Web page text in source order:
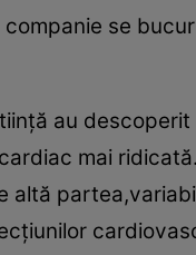
se
au
mai
altă